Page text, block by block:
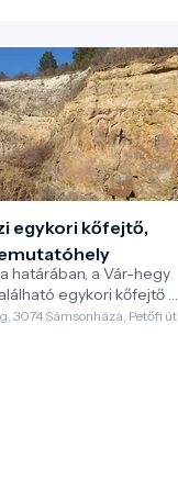
egykori kőfejtő,
határában, a Vár-hegy
egykori kőfejtő a
UNESCO Globális
kiemelkedő
3074 Sámsonháza, Petőfi út